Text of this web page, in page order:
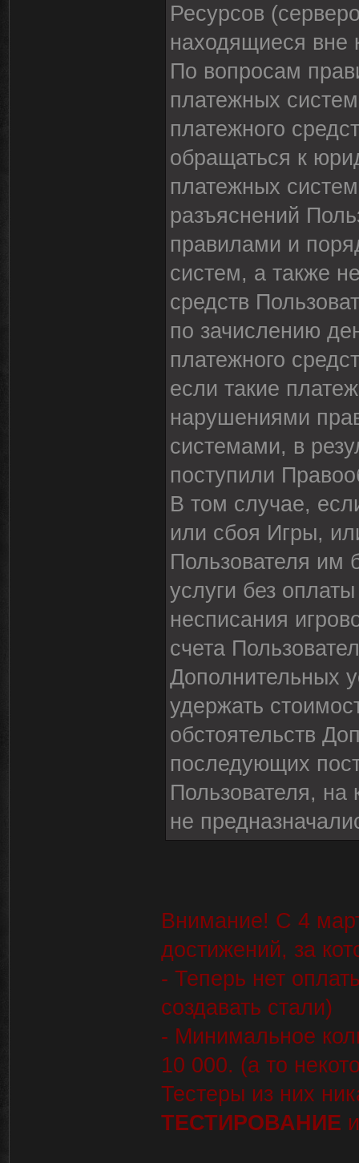
Ресурсов
находящиеся вне
По вопросам
платежных
платежного
обращаться к
платежных
разъяснений
правилами и
систем, а также
средств
по зачислению
платежного
если такие
нарушениями
системами, в
поступили
В том случае,
или сбоя Игры,
Пользователя им
услуги без
несписания
счета
Дополнительных
удержать
обстоятельств
последующих
Пользователя, на
не
Внимание! С 4
достижений, за
- Теперь нет
создавать стали)
- Минимальное
10 000. (а то
Тестеры из них
ТЕСТИРОВАНИЕ